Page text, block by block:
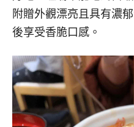
附贈外觀漂亮且具有濃
後享受香脆口感。